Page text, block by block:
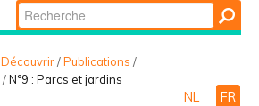
Chercher par
Recherche
avancée…
Découvrir/Publications /
/N°9 : Parcs et jardins
NL FR